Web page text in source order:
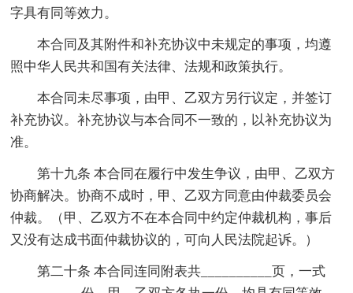
字具有同等效力。
本合同及其附件和补充协议中未规定的事项，均遵
照中华人民共和国有关法律、法规和政策执行。
本合同未尽事项，由甲、乙双方另行议定，并签订
补充协议。补充协议与本合同不一致的，以补充协议为
准。
第十九条 本合同在履行中发生争议，由甲、乙双方
协商解决。协商不成时，甲、乙双方同意由仲裁委员会
仲裁。（甲、乙双方不在本合同中约定仲裁机构，事后
又没有达成书面仲裁协议的，可向人民法院起诉。）
第二十条 本合同连同附表共__________页，一式